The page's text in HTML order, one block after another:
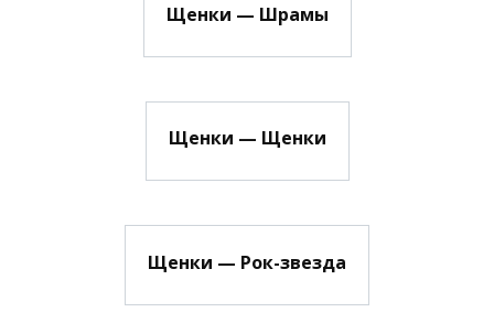
Щенки — Шрамы
Щенки — Щенки
Щенки — Рок-звезда